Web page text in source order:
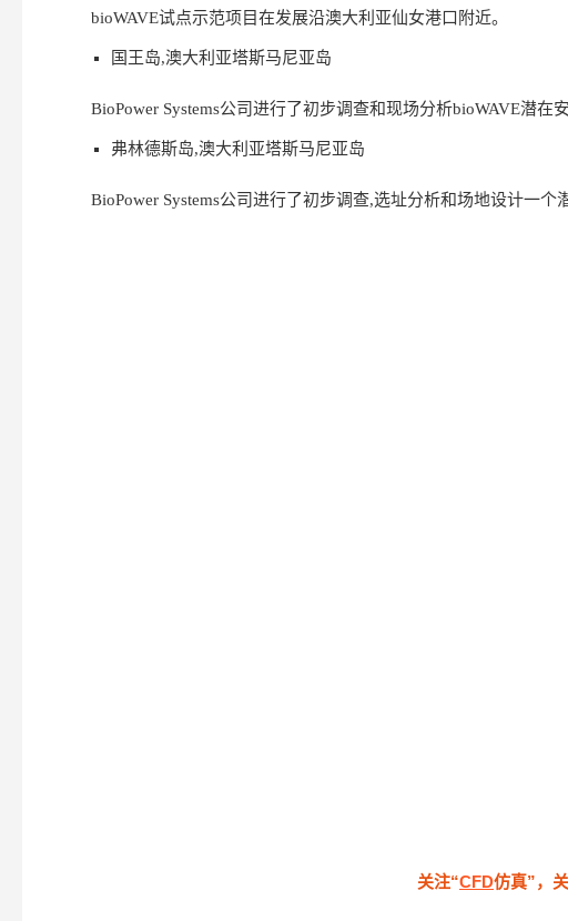
bioWAVE试点示范项目在发展沿澳大利亚仙女港口附近。
国王岛,澳大利亚塔斯马尼亚岛
BioPower Systems公司进行了初步调查和现场分析bioWAVE潜在
弗林德斯岛,澳大利亚塔斯马尼亚岛
BioPower Systems公司进行了初步调查,选址分析和场地设计一个
关注“CFD仿真”，